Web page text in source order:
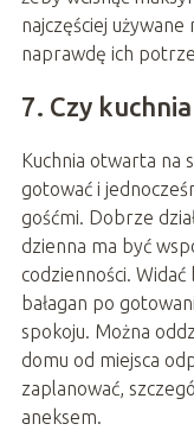
najczęściej używane
naprawdę ich
7. Czy
Kuchnia otwarta na
gotować i
gośćmi. Dobrze
dzienna ma być
codzienności.
bałagan po
spokoju. Można
domu od miejsca
zaplanować,
aneksem.